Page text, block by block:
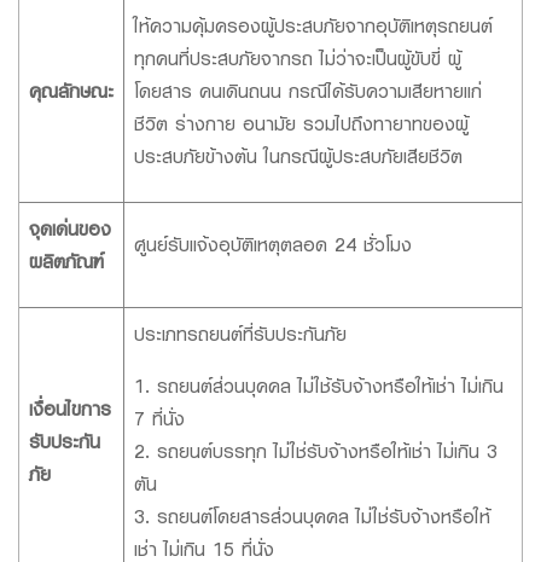
คุณลักษณะ
ให้ความคุ้มครองผู้ประสบภัยจากอุบัติเหตุรถยนต์
ทุกคนที่ประสบภัยจากรถ ไม่ว่าจะเป็นผู้ขับขี่ ผู้
โดยสาร คนเดินถนน กรณีได้รับความเสียหายแก่
ชีวิต ร่างกาย อนามัย รวมไปถึงทายาทของผู้
ประสบภัยข้างต้น ในกรณีผู้ประสบภัยเสียชีวิต
จุดเด่นของ
ผลิตภัณฑ์
ศูนย์รับแจ้งอุบัติเหตุตลอด 24 ชั่วโมง
เงื่อนไขการ
รับประกัน
ภัย
ประเภทรถยนต์ที่รับประกันภัย
1. รถยนต์ส่วนบุคคล ไม่ใช้รับจ้างหรือให้เช่า ไม่เกิน
7 ที่นั่ง
2. รถยนต์บรรทุก ไม่ใช่รับจ้างหรือให้เช่า ไม่เกิน 3
ตัน
3. รถยนต์โดยสารส่วนบุคคล ไม่ใช่รับจ้างหรือให้
เช่า ไม่เกิน 15 ที่นั่ง
ข้าพเจ้าขอรับรองว่าข้อมูลที่ระบุข้างต้น รวมถึงข้อมูลส่วนบุคคลที่ได้ให้ไว้กับ
ธนาคารข้างต้นนี้ถูกต้องและเป็นจริงทุกประการ และข้าพเจ้าประสงค์ให้ไว้แก่ธนาคาร
ข้อมูลเกี่ยวกับผลิตภัณฑ์หรือบริการของธนาคารที่ข้าพเจ้าสนใจหรือที่ข้าพเจ้าอาจ
สนใจ
ข้าพเจ้าได้อ่าน ทำความเข้าใจ และรับทราบรายละเอียดการเก็บรวบรวม การใช้
ศึกษาเพิ่มเติมได้ที่นี่